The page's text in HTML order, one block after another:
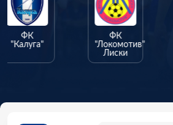
"Локомотив"
"Олимпик"